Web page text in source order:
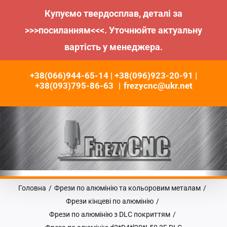
Купуємо твердосплав, деталі за
>>>посиланням<<<. Уточнюйте актуальну
вартість у менеджера.
+38(066)944-65-14 | +38(096)923-20-91 |
+38(093)795-86-63 | frezycnc@ukr.net
Головна / Фрези по алюмінію та кольоровим металам /
Фрези кінцеві по алюмінію /
Фрези по алюмінію з DLC покриттям /